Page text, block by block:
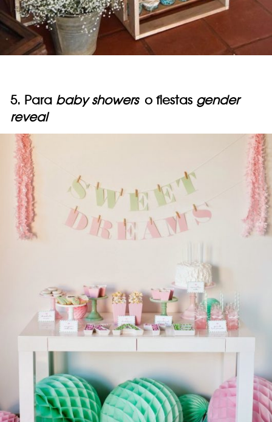
5. Para baby showers o fiestas gender
reveal